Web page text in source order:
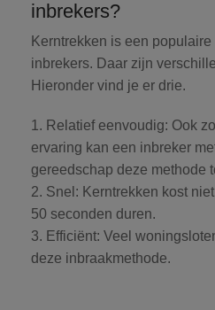
inbrekers?
Kerntrekken is een
inbrekers. Daar zijn
Hieronder vind je er drie.
1. Relatief eenvoudig: Ook
ervaring kan een inbreker
gereedschap deze methode
2. Snel: Kerntrekken kost
50 seconden duren.
3. Efficiënt: Veel
deze inbraakmethode.